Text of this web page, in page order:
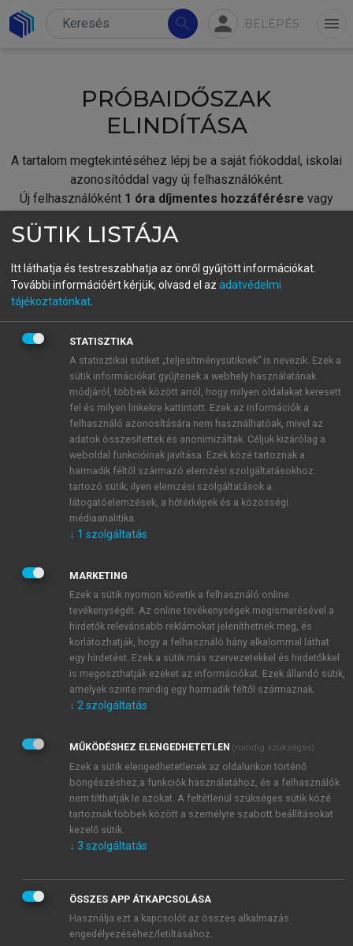
search person BELÉPÉS menu
PRÓBAIDŐSZAK
ELINDÍTÁSA
A tartalom megtekintéséhez lépj be a saját fiókoddal, iskolai
azonosítóddal vagy új felhasználóként.
Új felhasználóként 1 óra díjmentes hozzáférésre vagy
fiókoddal,vagy hozz létre új fiókot.
A regisztráció után apróbaidőszakautomatikusan
BELÉPÉS SAJÁT FIÓKKAL
ÚJ FIÓK LÉTREHOZÁSA
1 óra díjmentes hozzáférés
E-MAIL-CÍM
JELSZÓ
JELSZÓ ÚJRA
Kérek értesítést a MeRSZ újdonságairól, akcióiról.
Kérek értesítést az Akadémiai Kiadó Zrt. újdonságairól,
Adatkezelési tájékoztatóbanfoglaltakat tudomásul
veszem és elfogadom.
Általános vásárlási feltételeket, valamint a szotar.netés a
mersz.huoldalak licencszerződéseiben foglaltakat
tudomásul veszem és elfogadom.
KIPRÓBÁLOM
SÜTIK LISTÁJA
Itt láthatja és testreszabhatja az önről gyűjtött információkat.
További információért kérjük, olvasd el az adatvédelmi
tájékoztatónkat
STATISZTIKA
A statisztikai sütiket „teljesítménysütiknek” is nevezik. Ezek a
sütik információkat gyűjtenek a webhely használatának
módjáról, többek között arról, hogy milyen oldalakat keresett
fel és milyen linkekre kattintott. Ezek az információk a
felhasználó azonosítására nem használhatóak, mivel az
adatok összesítettek és anonimizáltak. Céljuk kizárólag a
weboldal funkcióinak javítása. Ezek közé tartoznak a
harmadik féltől származó elemzési szolgáltatásokhoz
tartozó sütik; ilyen elemzési szolgáltatások a
látogatóelemzések, a hőtérképek és a közösségi
médiaanalitika.
↓ 1 szolgáltatás
MARKETING
Ezek a sütik nyomon követik a felhasználó online
tevékenységét. Az online tevékenységek megismerésével a
hirdetők relevánsabb reklámokat jeleníthetnek meg, és
korlátozhatják, hogy a felhasználó hány alkalommal láthat
egy hirdetést. Ezek a sütik más szervezetekkel és hirdetőkkel
is megoszthatják ezeket az információkat. Ezek állandó sütik,
amelyek szinte mindig egy harmadik féltől származnak.
↓ 2 szolgáltatás
MŰKÖDÉSHEZ ELENGEDHETETLEN (mindig szükséges)
Ezek a sütik elengedhetetlenek az oldalunkon történő
böngészéshez,a funkciók használatához, és a felhasználók
nem tilthatják le azokat. A feltétlenül szükséges sütik közé
tartoznak többek között a személyre szabott beállításokat
kezelő sütik.
↓ 3 szolgáltatás
ÖSSZES APP ÁTKAPCSOLÁSA
Használja ezt a kapcsolót az összes alkalmazás
engedélyezéséhez/letiltásához.